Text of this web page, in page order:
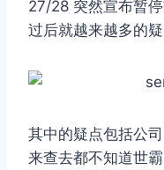
27/28 突然宣布暂停
过后就越来越多的疑
其中的疑点包括公
来查去都不知道世